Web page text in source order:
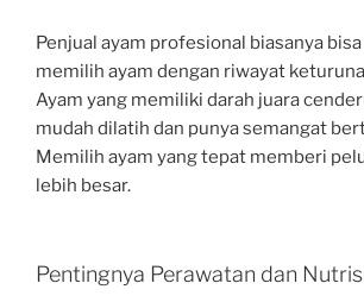
Penjual ayam profesional biasanya
memilih ayam dengan riwayat
Ayam yang memiliki darah juara
mudah dilatih dan punya semangat
Memilih ayam yang tepat memberi
lebih besar.
Pentingnya Perawatan dan